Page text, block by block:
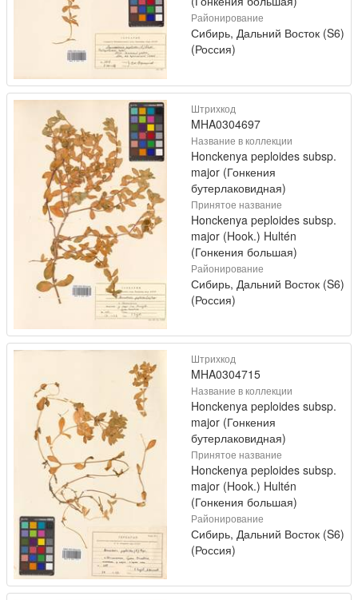
Районирование
Сибирь, Дальний Восток (S6)
(Россия)
Штрихкод
MHA0304697
Название в коллекции
Honckenya peploides subsp.
major (Гонкения
бутерлаковидная)
Принятое название
Honckenya peploides subsp.
major (Hook.) Hultén
(Гонкения большая)
Районирование
Сибирь, Дальний Восток (S6)
(Россия)
Штрихкод
MHA0304715
Название в коллекции
Honckenya peploides subsp.
major (Гонкения
бутерлаковидная)
Принятое название
Honckenya peploides subsp.
major (Hook.) Hultén
(Гонкения большая)
Районирование
Сибирь, Дальний Восток (S6)
(Россия)